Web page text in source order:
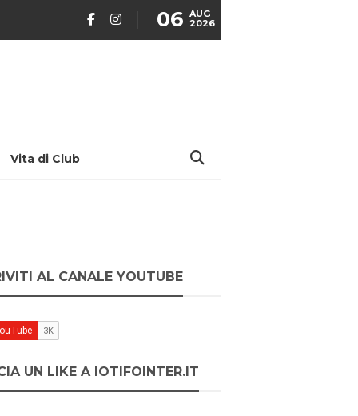
06 AUG
2026
Vita di Club
AL CANALE YOUTUBE
UN LIKE A IOTIFOINTER.IT